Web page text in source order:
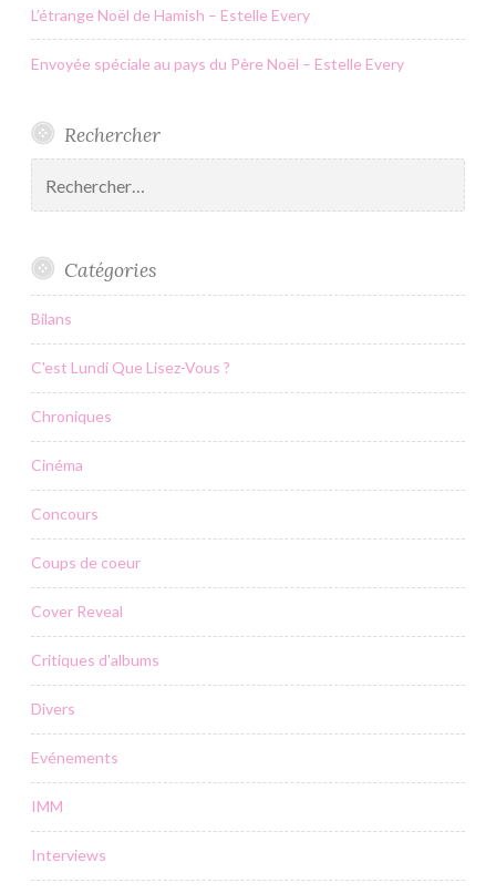
L’étrange Noël de Hamish – Estelle Every
Envoyée spéciale au pays du Père Noël – Estelle Every
Rechercher
Catégories
Bilans
C'est Lundi Que Lisez-Vous ?
Chroniques
Cinéma
Concours
Coups de coeur
Cover Reveal
Critiques d'albums
Divers
Evénements
IMM
Interviews